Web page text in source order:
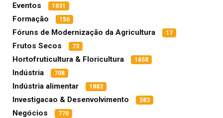
Eventos 1831
Formação 156
Fóruns de Modernização da Agricultura 17
Frutos Secos 73
Hortofruticultura & Floricultura 1658
Indústria 708
Indústria alimentar 1882
Investigacao & Desenvolvimento 583
Negócios 770